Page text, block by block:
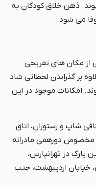
ذهن خلاق کودکان به
می شود.
از مکان های تفریحی
بر گذراندن لحظاتی شاد
امکانات موجود در این
شاپ و رستوران، اتاق
مخصوص دورهمی مادرانه
پارک در تهرانپارس،
جنوب، خیابان ۱۹۶ غربی، خیابان اردیبهشت، جنب